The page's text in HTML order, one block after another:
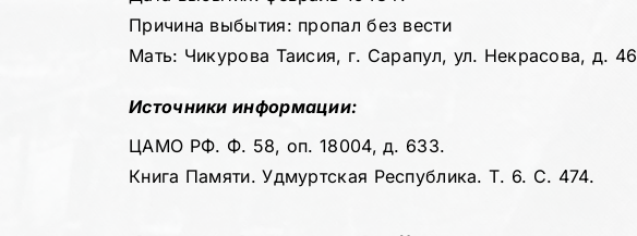
Причина выбытия: пропал без вести
Мать: Чикурова Таисия, г. Сарапул, ул. Некрасова, д. 46
Источники информации:
ЦАМО РФ. Ф. 58, оп. 18004, д. 633.
Книга Памяти. Удмуртская Республика. Т. 6. С. 474.